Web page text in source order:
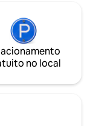
no local